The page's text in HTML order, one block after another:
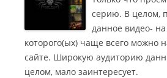
т
П
к
а
серию. В целом,
данное видео-
которого(ых) чаще всего можно
сайте. Широкую аудиторию
целом, мало заинтересует.